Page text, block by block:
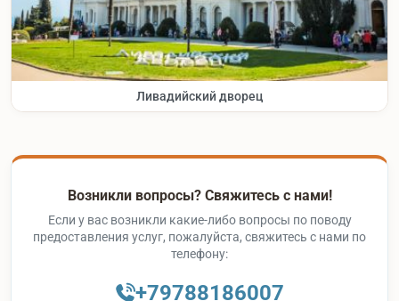
Ливадийский дворец
Возникли вопросы? Свяжитесь с нами!
Если у вас возникли какие-либо вопросы по поводу
предоставления услуг, пожалуйста, свяжитесь с нами по
телефону:
+79788186007